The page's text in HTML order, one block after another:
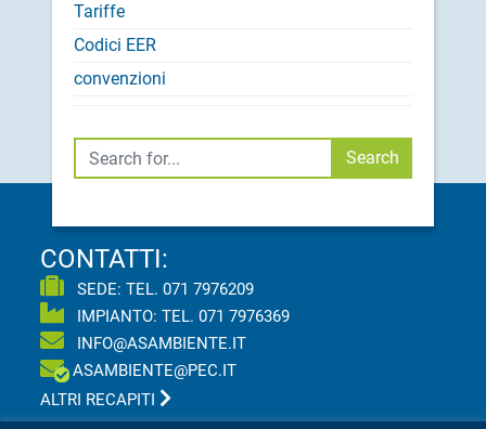
Tariffe
Codici EER
convenzioni
Cerca Search
CONTATTI:
SEDE: TEL.071 7976209
IMPIANTO: TEL.071 7976369
INFO@ASAMBIENTE.IT
ASAMBIENTE@PEC.IT
ALTRI RECAPITI